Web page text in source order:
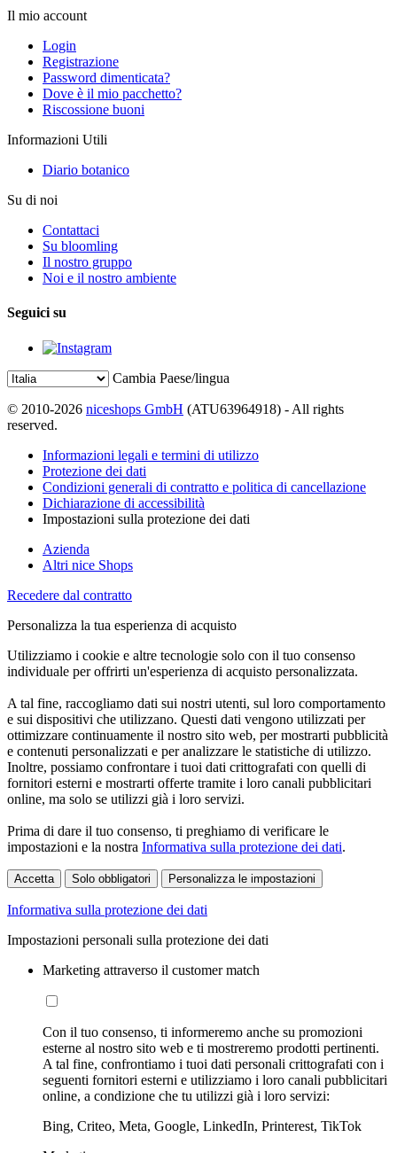
Il mio account
Login
Registrazione
Password dimenticata?
Dove è il mio pacchetto?
Riscossione buoni
Informazioni Utili
Diario botanico
Su di noi
Contattaci
Su bloomling
Il nostro gruppo
Noi e il nostro ambiente
Seguici su
Cambia Paese/lingua
© 2010-2026 niceshops GmbH (ATU63964918) - All rights
reserved.
Informazioni legali e termini di utilizzo
Protezione dei dati
Condizioni generali di contratto e politica di cancellazione
Dichiarazione di accessibilità
Impostazioni sulla protezione dei dati
Azienda
Altri nice Shops
Recedere dal contratto
Personalizza la tua esperienza di acquisto
Utilizziamo i cookie e altre tecnologie solo con il tuo consenso
individuale per offrirti un'esperienza di acquisto personalizzata.
A tal fine, raccogliamo dati sui nostri utenti, sul loro comportamento
e sui dispositivi che utilizzano. Questi dati vengono utilizzati per
ottimizzare continuamente il nostro sito web, per mostrarti pubblicità
e contenuti personalizzati e per analizzare le statistiche di utilizzo.
Inoltre, possiamo confrontare i tuoi dati crittografati con quelli di
fornitori esterni e mostrarti offerte tramite i loro canali pubblicitari
online, ma solo se utilizzi già i loro servizi.
Prima di dare il tuo consenso, ti preghiamo di verificare le
impostazioni e la nostra Informativa sulla protezione dei dati.
Accetta Solo obbligatori Personalizza le impostazioni
Informativa sulla protezione dei dati
Impostazioni personali sulla protezione dei dati
Marketing attraverso il customer match
Con il tuo consenso, ti informeremo anche su promozioni
esterne al nostro sito web e ti mostreremo prodotti pertinenti.
A tal fine, confrontiamo i tuoi dati personali crittografati con i
seguenti fornitori esterni e utilizziamo i loro canali pubblicitari
online, a condizione che tu utilizzi già i loro servizi:
Bing, Criteo, Meta, Google, LinkedIn, Printerest, TikTok